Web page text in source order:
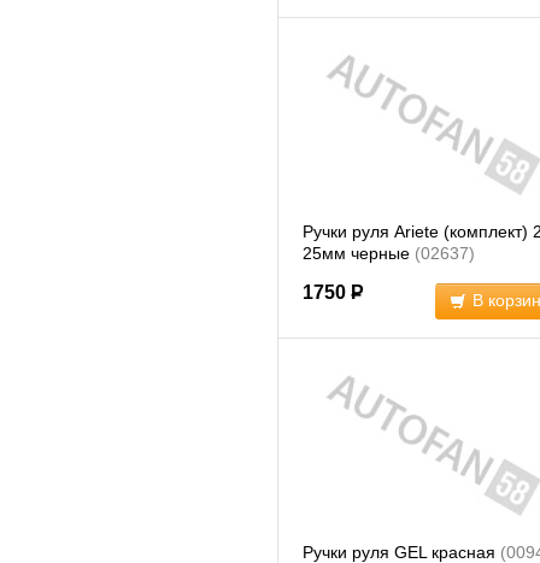
Ручки руля Ariete (комплект)
25мм черные (02637)
1750 Р В
Ручки руля GEL красная